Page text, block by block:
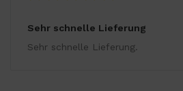
Sehr schnelle Lieferung
Sehr schnelle Lieferung.